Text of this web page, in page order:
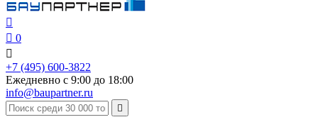

 0

+7 (495) 600-3822
Ежедневно с 9:00 до 18:00
info@baupartner.ru
